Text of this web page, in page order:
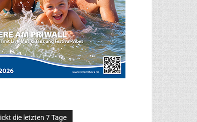
die letzten 7 Tage